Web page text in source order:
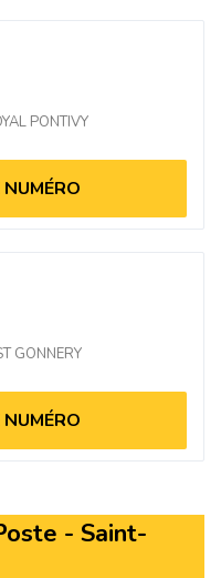
PONTIVY
GONNERY
- Saint-